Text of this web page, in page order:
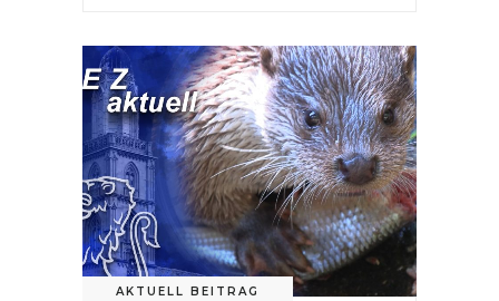
AKTUELL BEITRAG